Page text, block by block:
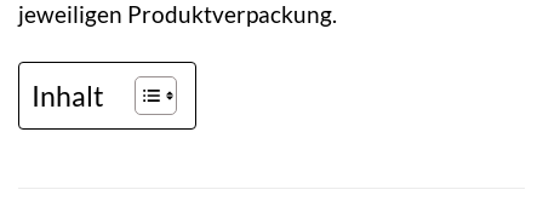
jeweiligen Produktverpackung.
Inhalt